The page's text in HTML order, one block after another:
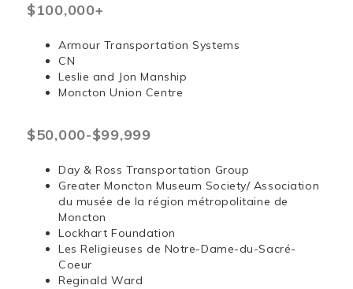
$100,000+
Armour Transportation Systems
CN
Leslie and Jon Manship
Moncton Union Centre
$50,000-$99,999
Day & Ross Transportation Group
Greater Moncton Museum Society/ Association
du musée de la région métropolitaine de
Moncton
Lockhart Foundation
Les Religieuses de Notre-Dame-du-Sacré-
Coeur
Reginald Ward